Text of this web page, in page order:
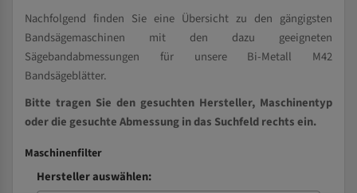
Nachfolgend finden Sie eine Übersicht zu den gängigsten
Bandsägemaschinen mit den dazu geeigneten
Sägebandabmessungen für unsere Bi-Metall M42
Bandsägeblätter.
Bitte tragen Sie den gesuchten Hersteller, Maschinentyp
oder die gesuchte Abmessung in das Suchfeld rechts ein.
Maschinenfilter
Hersteller auswählen: